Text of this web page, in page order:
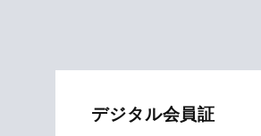
デジタル会員証